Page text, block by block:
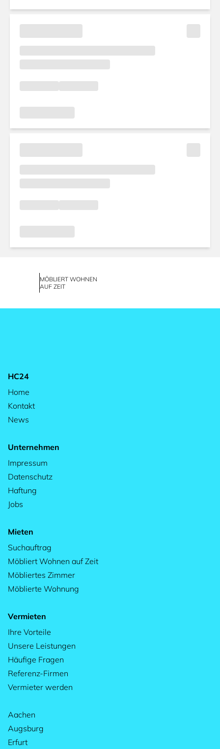
MÖBLIERT WOHNEN
AUF ZEIT
HC24
Home
Kontakt
News
Unternehmen
Impressum
Datenschutz
Haftung
Jobs
Mieten
Suchauftrag
Möbliert Wohnen auf Zeit
Möbliertes Zimmer
Möblierte Wohnung
Vermieten
Ihre Vorteile
Unsere Leistungen
Häufige Fragen
Referenz-Firmen
Vermieter werden
Aachen
Augsburg
Erfurt